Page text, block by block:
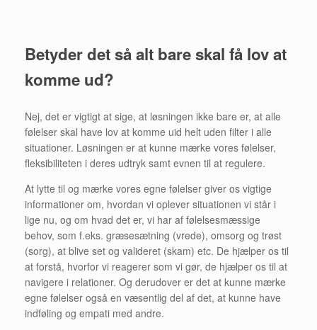
Betyder det så alt bare skal få lov at
komme ud?
Nej, det er vigtigt at sige, at løsningen ikke bare er, at alle
følelser skal have lov at komme uid helt uden filter i alle
situationer. Løsningen er at kunne mærke vores følelser,
fleksibiliteten i deres udtryk samt evnen til at regulere.
At lytte til og mærke vores egne følelser giver os vigtige
informationer om, hvordan vi oplever situationen vi står i
lige nu, og om hvad det er, vi har af følelsesmæssige
behov, som f.eks. græsesætning (vrede), omsorg og trøst
(sorg), at blive set og valideret (skam) etc. De hjælper os til
at forstå, hvorfor vi reagerer som vi gør, de hjælper os til at
navigere i relationer. Og derudover er det at kunne mærke
egne følelser også en væsentlig del af det, at kunne have
indføling og empati med andre.